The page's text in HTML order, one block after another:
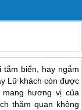
biển, hay ngắm
Lữ khách còn được
hương vị của
thăm quan không